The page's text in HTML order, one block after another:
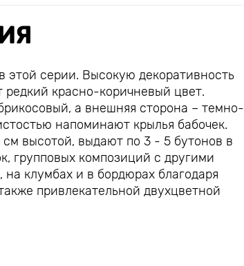
этой серии. Высокую декоративность
редкий красно-коричневый цвет.
а внешняя сторона – темно-
напоминают крылья бабочек.
высотой, выдают по 3 - 5 бутонов в
групповых композиций с другими
клумбах и в бордюрах благодаря
привлекательной двухцветной